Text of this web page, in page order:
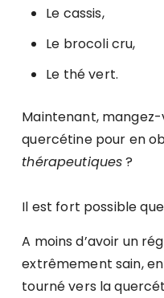
Le cassis,
Le brocoli cru,
Le thé vert.
Maintenant, mangez-
quercétine pour en
thérapeutiques?
Il est fort possible
A moins d’avoir un
extrêmement sain,
tourné vers la